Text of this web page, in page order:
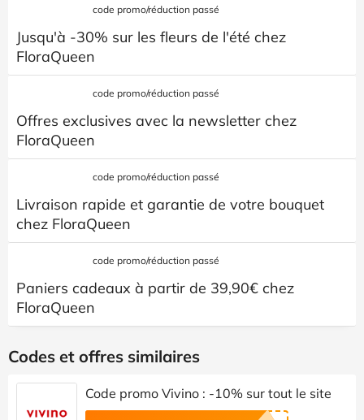
code promo/réduction passé
Jusqu'à -30% sur les fleurs de l'été chez
FloraQueen
code promo/réduction passé
Offres exclusives avec la newsletter chez
FloraQueen
code promo/réduction passé
Livraison rapide et garantie de votre bouquet
chez FloraQueen
code promo/réduction passé
Paniers cadeaux à partir de 39,90€ chez
FloraQueen
Codes et offres similaires
Code promo Vivino : -10% sur tout le site